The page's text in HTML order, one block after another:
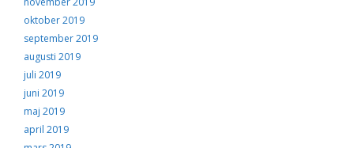
oktober 2019
september 2019
augusti 2019
juli 2019
juni 2019
maj 2019
april 2019